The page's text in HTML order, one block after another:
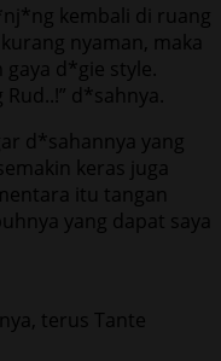
kembali di ruang
nyaman, maka
gaya d*gie style.
d*sahnya.
d*sahannya yang
keras juga
itu tangan
yang dapat saya
terus Tante